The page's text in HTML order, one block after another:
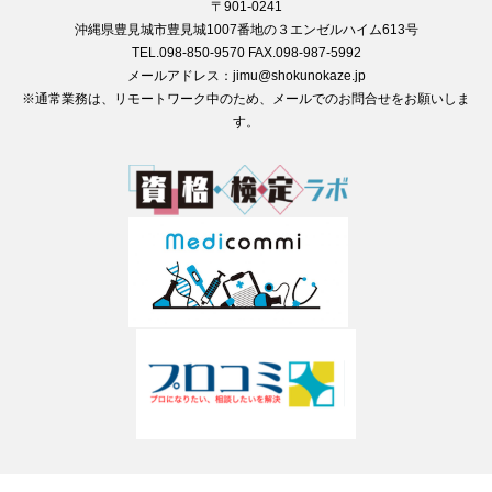
〒901-0241
沖縄県豊見城市豊見城1007番地の３エンゼルハイム613号
TEL.098-850-9570 FAX.098-987-5992
メールアドレス：jimu@shokunokaze.jp
※通常業務は、リモートワーク中のため、メールでのお問合せをお願いしま
す。